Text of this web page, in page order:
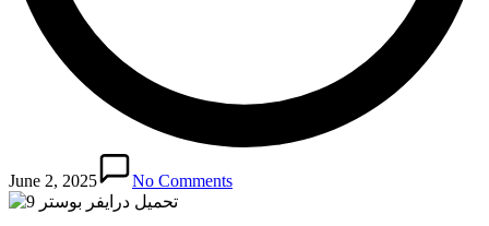
June 2, 2025 No Comments